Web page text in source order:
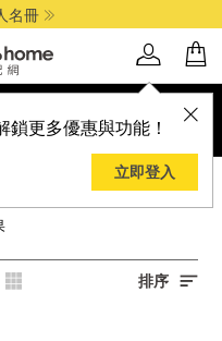
名冊
鎖更多優惠與功能！
立即登入
排序